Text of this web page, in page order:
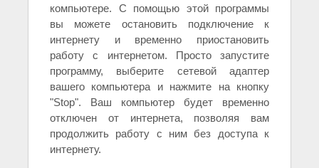
компьютере. С помощью этой программы
вы можете остановить подключение к
интернету и временно приостановить
работу с интернетом. Просто запустите
программу, выберите сетевой адаптер
вашего компьютера и нажмите на кнопку
"Stop". Ваш компьютер будет временно
отключен от интернета, позволяя вам
продолжить работу с ним без доступа к
интернету.